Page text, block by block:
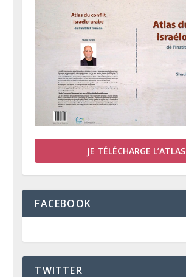
JE TÉLÉCHARGE L’ATLAS
FACEBOOK
TWITTER